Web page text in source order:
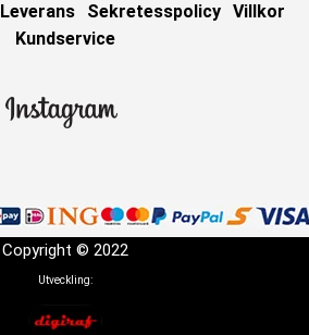
Leverans Sekretesspolicy
Villkor
Kundservice
Copyright © 2022
Utveckling: